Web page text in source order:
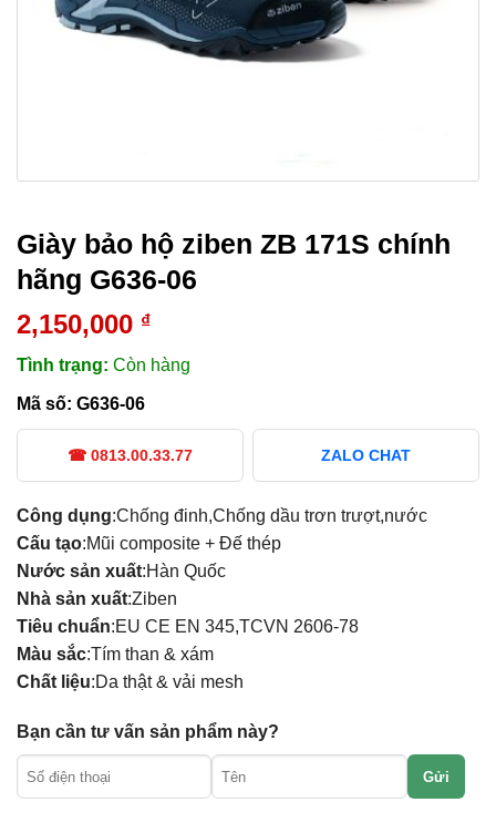
Giày bảo hộ ziben ZB 171S chính
hãng G636-06
2,150,000 ₫
Tình trạng: Còn hàng
Mã số: G636-06
☎ 0813.00.33.77 ZALO CHAT
Công dụng:Chống đinh,Chống dầu trơn trượt,nước
Cấu tạo:Mũi composite + Đế thép
Nước sản xuất:Hàn Quốc
Nhà sản xuất:Ziben
Tiêu chuẩn:EU CE EN 345,TCVN 2606-78
Màu sắc:Tím than & xám
Chất liệu:Da thật & vải mesh
Bạn cần tư vấn sản phẩm này?
Gửi